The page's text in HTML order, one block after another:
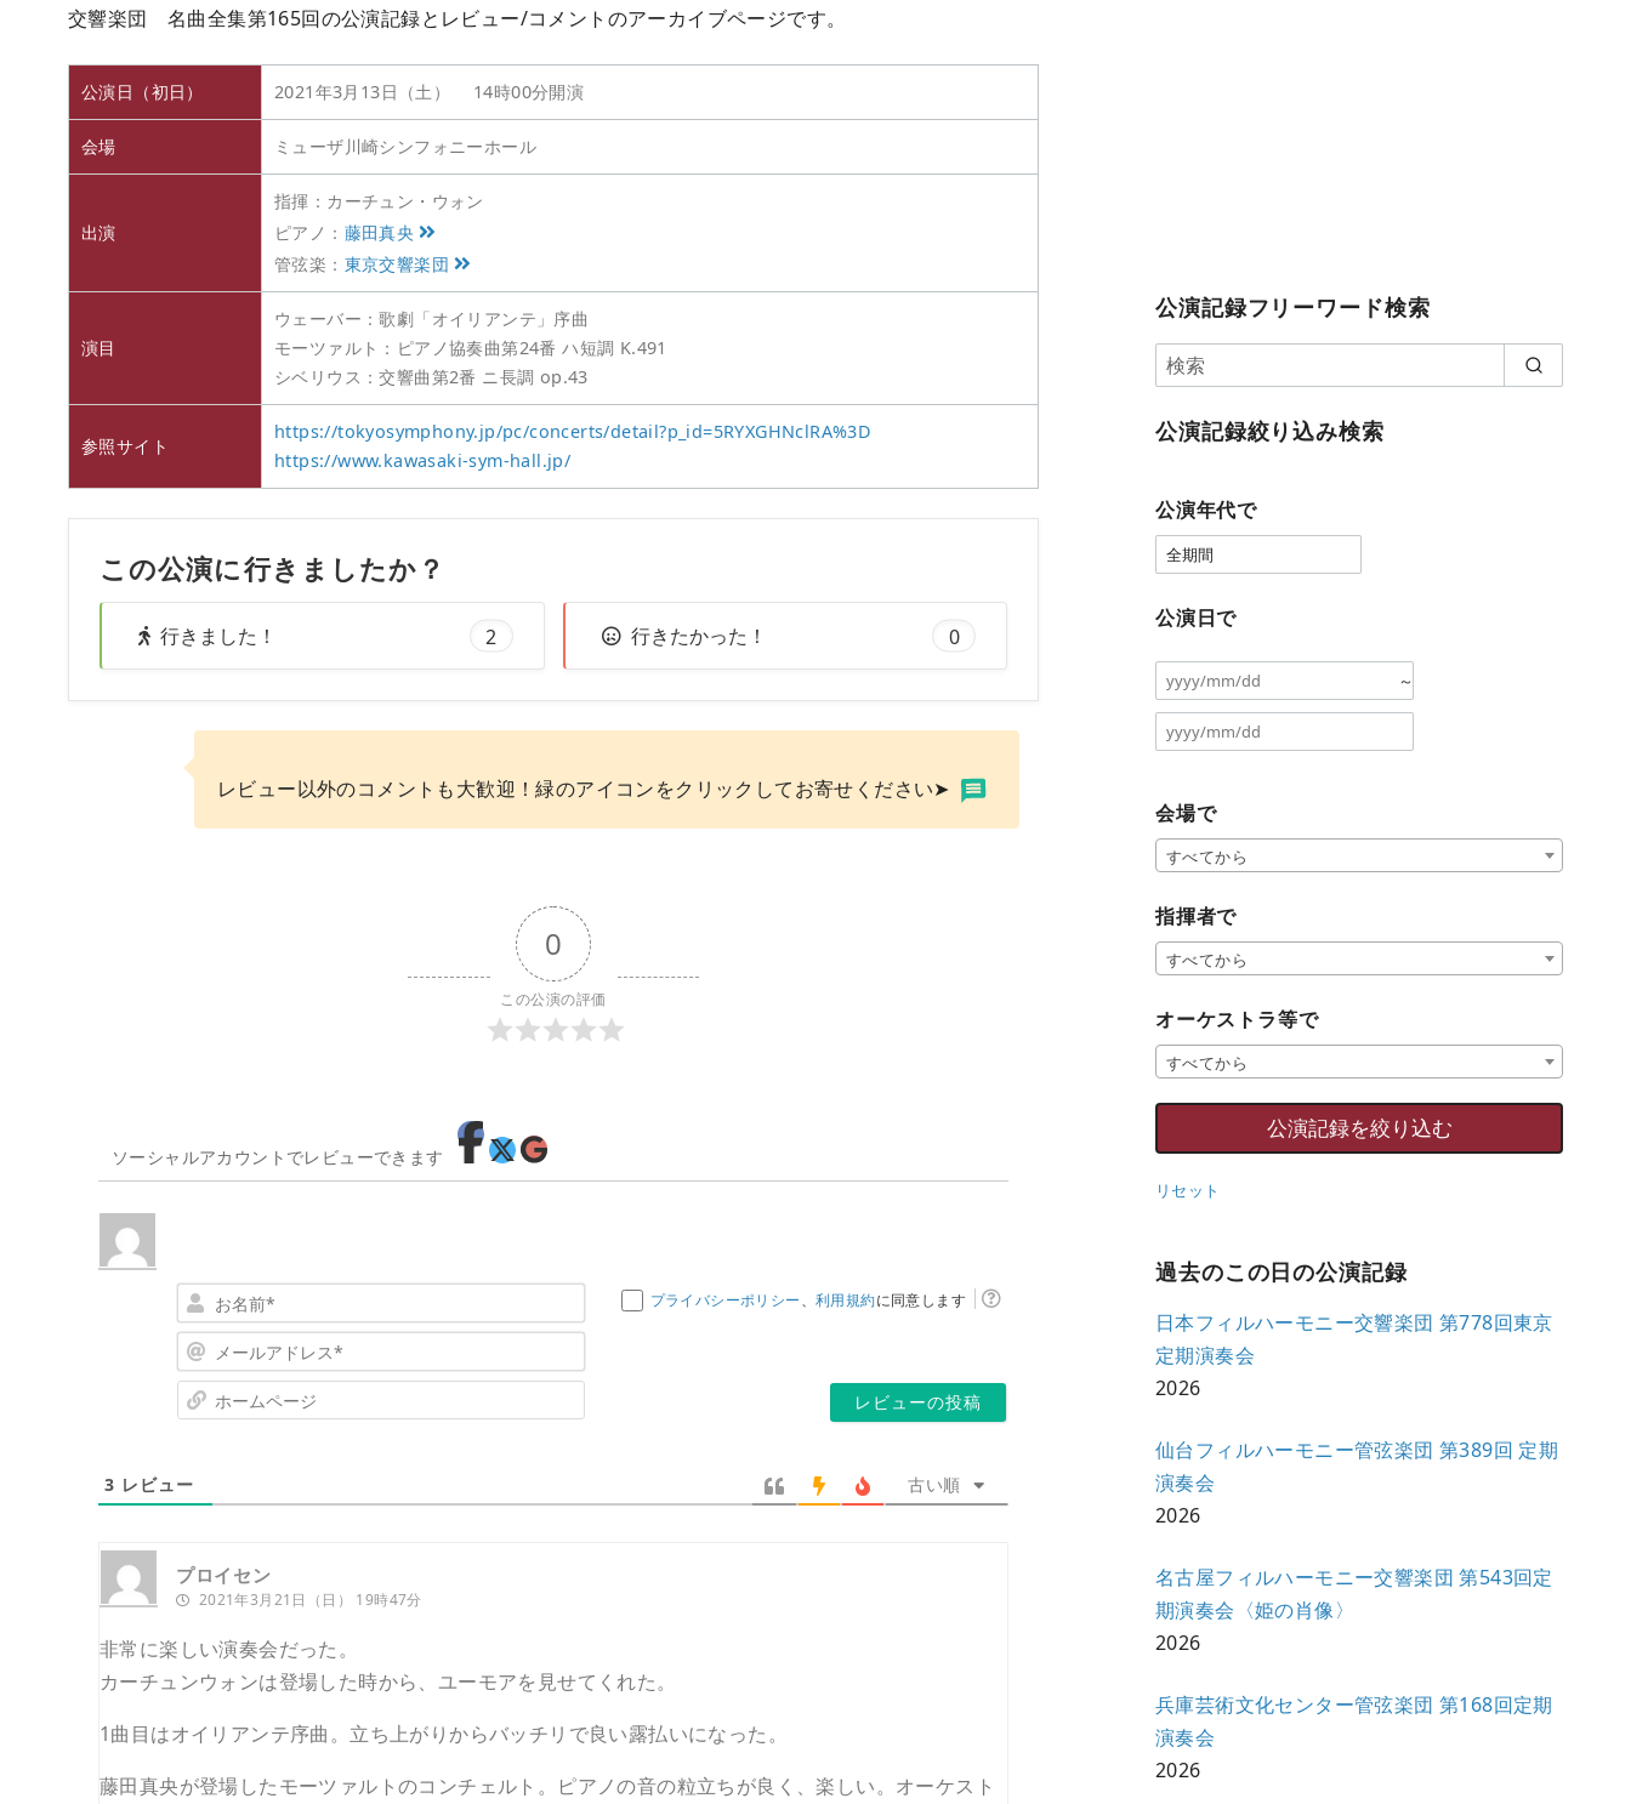
交響楽団 名曲全集第165回の公演記録とレビュー/コメントのアーカイブページです。
公演日（初日） 2021年3月13日（土） 14時00分開演
会場 ミューザ川崎シンフォニーホール
出演
指揮：カーチュン・ウォン
ピアノ： 藤田真央
管弦楽： 東京交響楽団
演目
ウェーバー：歌劇「オイリアンテ」序曲
モーツァルト：ピアノ協奏曲第24番 ハ短調 K.491
シベリウス：交響曲第2番 ニ長調 op.43
参照サイト
https://tokyosymphony.jp/pc/concerts/detail?p_id=5RYXGHNclRA%3D
https://www.kawasaki-sym-hall.jp/
この公演に行きましたか？
行きました！ 2 行きたかった！ 0
レビュー以外のコメントも大歓迎！緑のアイコンをクリックしてお寄せください➤
0
この公演の評価
ソーシャルアカウントでレビューできます
名
*ー
ス
ー
ー
プライバシーポリシー、 利用規約に同意します
3 レビュー 古い順
プロイセン
2021年3月21日（日） 19時47分
非常に楽しい演奏会だった。
カーチュンウォンは登場した時から、ユーモアを見せてくれた。
1曲目はオイリアンテ序曲。立ち上がりからバッチリで良い露払いになった。
藤田真央が登場したモーツァルトのコンチェルト。ピアノの音の粒立ちが良く、楽しい。オーケスト
公演記録フリーワード検索
公演記録絞り込み検索
公演年代で
公演日で
～
会場で
すべてから
指揮者で
すべてから
オーケストラ等で
すべてから
リセット
過去のこの日の公演記録
日本フィルハーモニー交響楽団 第778回東京
定期演奏会
2026
仙台フィルハーモニー管弦楽団 第389回 定期
演奏会
2026
名古屋フィルハーモニー交響楽団 第543回定
期演奏会〈姫の肖像〉
2026
兵庫芸術文化センター管弦楽団 第168回定期
演奏会
2026